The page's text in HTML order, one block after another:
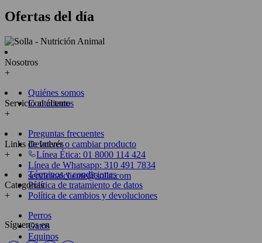
Ofertas del día
Nosotros
+
Quiénes somos
Contáctanos
Servicio al cliente
+
Preguntas frecuentes
Devolver o cambiar producto
Línea Ética: 01 8000 114 424
Línea de Whatsapp: 310 491 7834
servicioalcliente@solla.com
Links de Interés
+
Términos y condiciones
Política de tratamiento de datos
Política de cambios y devoluciones
Categorías
+
Perros
Gatos
Equinos
Síguenos en